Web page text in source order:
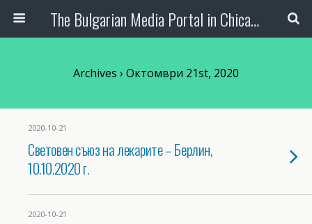
The Bulgarian Media Portal in Chicago
Archives › Октомври 21st, 2020
2020-10-21
Световен съюз на лекарите – Берлин,
10.10.2020 г.
2020-10-21